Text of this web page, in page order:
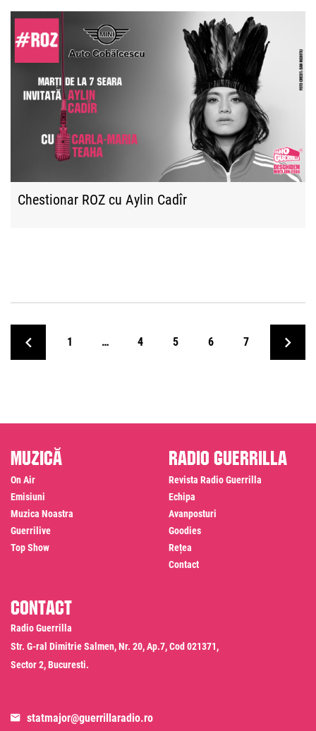
Chestionar ROZ cu Aylin Cadîr
1 … 4 5 6 7
Muzică
On Air
Emisiuni
Muzica Noastra
Guerrilive
Top Show
Radio Guerrilla
Revista Radio Guerrilla
Echipa
Avanposturi
Goodies
Rețea
Contact
Contact
Radio Guerrilla
Str. G-ral Dimitrie Salmen, Nr. 20, Ap.7, Cod 021371,
Sector 2, Bucuresti.
statmajor@guerrillaradio.ro